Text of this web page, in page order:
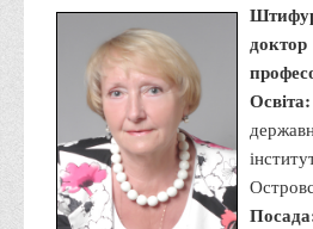
IP дайджест для студентів: про
власності
Система управління навчанням
Розклади, графіки
Розклад дзвінків
Розклад занять і сесій
Освіта: